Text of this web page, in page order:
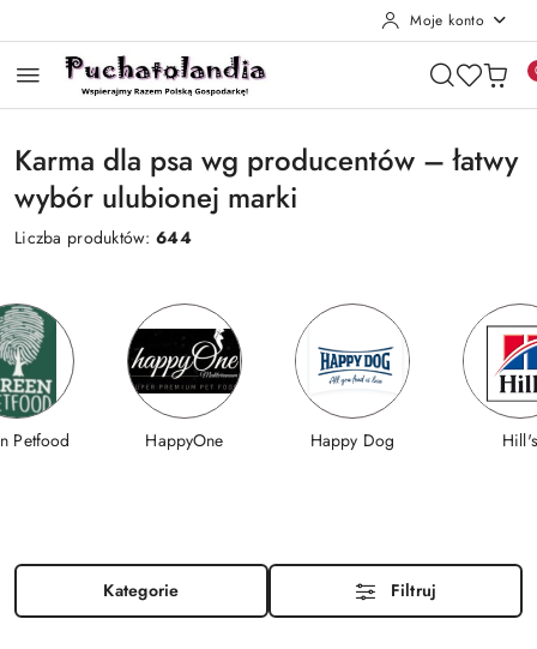
Moje konto
Karma dla psa wg producentów – łatwy
wybór ulubionej marki
Liczba produktów:644
Petfood HappyOne Happy Dog Hill's
Kategorie Filtruj